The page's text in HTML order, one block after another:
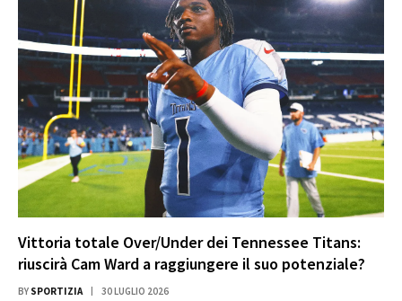
Vittoria totale Over/Under dei Tennessee Titans:
riuscirà Cam Ward a raggiungere il suo potenziale?
BY SPORTIZIA 30 LUGLIO 2026